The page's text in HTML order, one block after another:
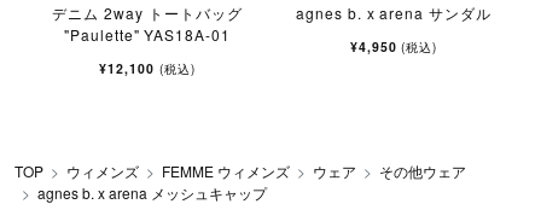
デニム 2way トートバッグ
"Paulette" YAS18A-01
¥12,100 (税込)
agnes b. x arena サンダル
¥4,950(税込)
TOP ウィメンズ FEMME ウィメンズ ウェア
その他ウェア
agnes b. x arena メッシュキャップ